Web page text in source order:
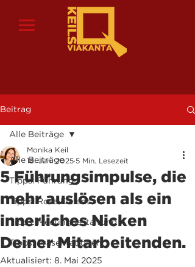
Beitrag
Alle Beiträge
Tipps: Führung
Tipps: Rosa Elefant
Tipps: Meetinggestaltung
Tipps: Präsentationen
Alle Beiträge
5 Führungsimpulse, die
mehr auslösen als ein
innerliches Nicken
Deiner Mitarbeitenden.
Monika Keil
18. Jan. 2025 5 Min. Lesezeit
Aktualisiert: 8. Mai 2025